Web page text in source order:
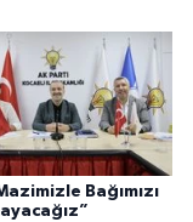
Bağımızı